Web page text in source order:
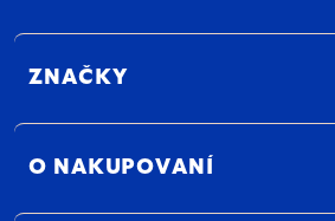
ZNAČKY
O NAKUPOVANÍ